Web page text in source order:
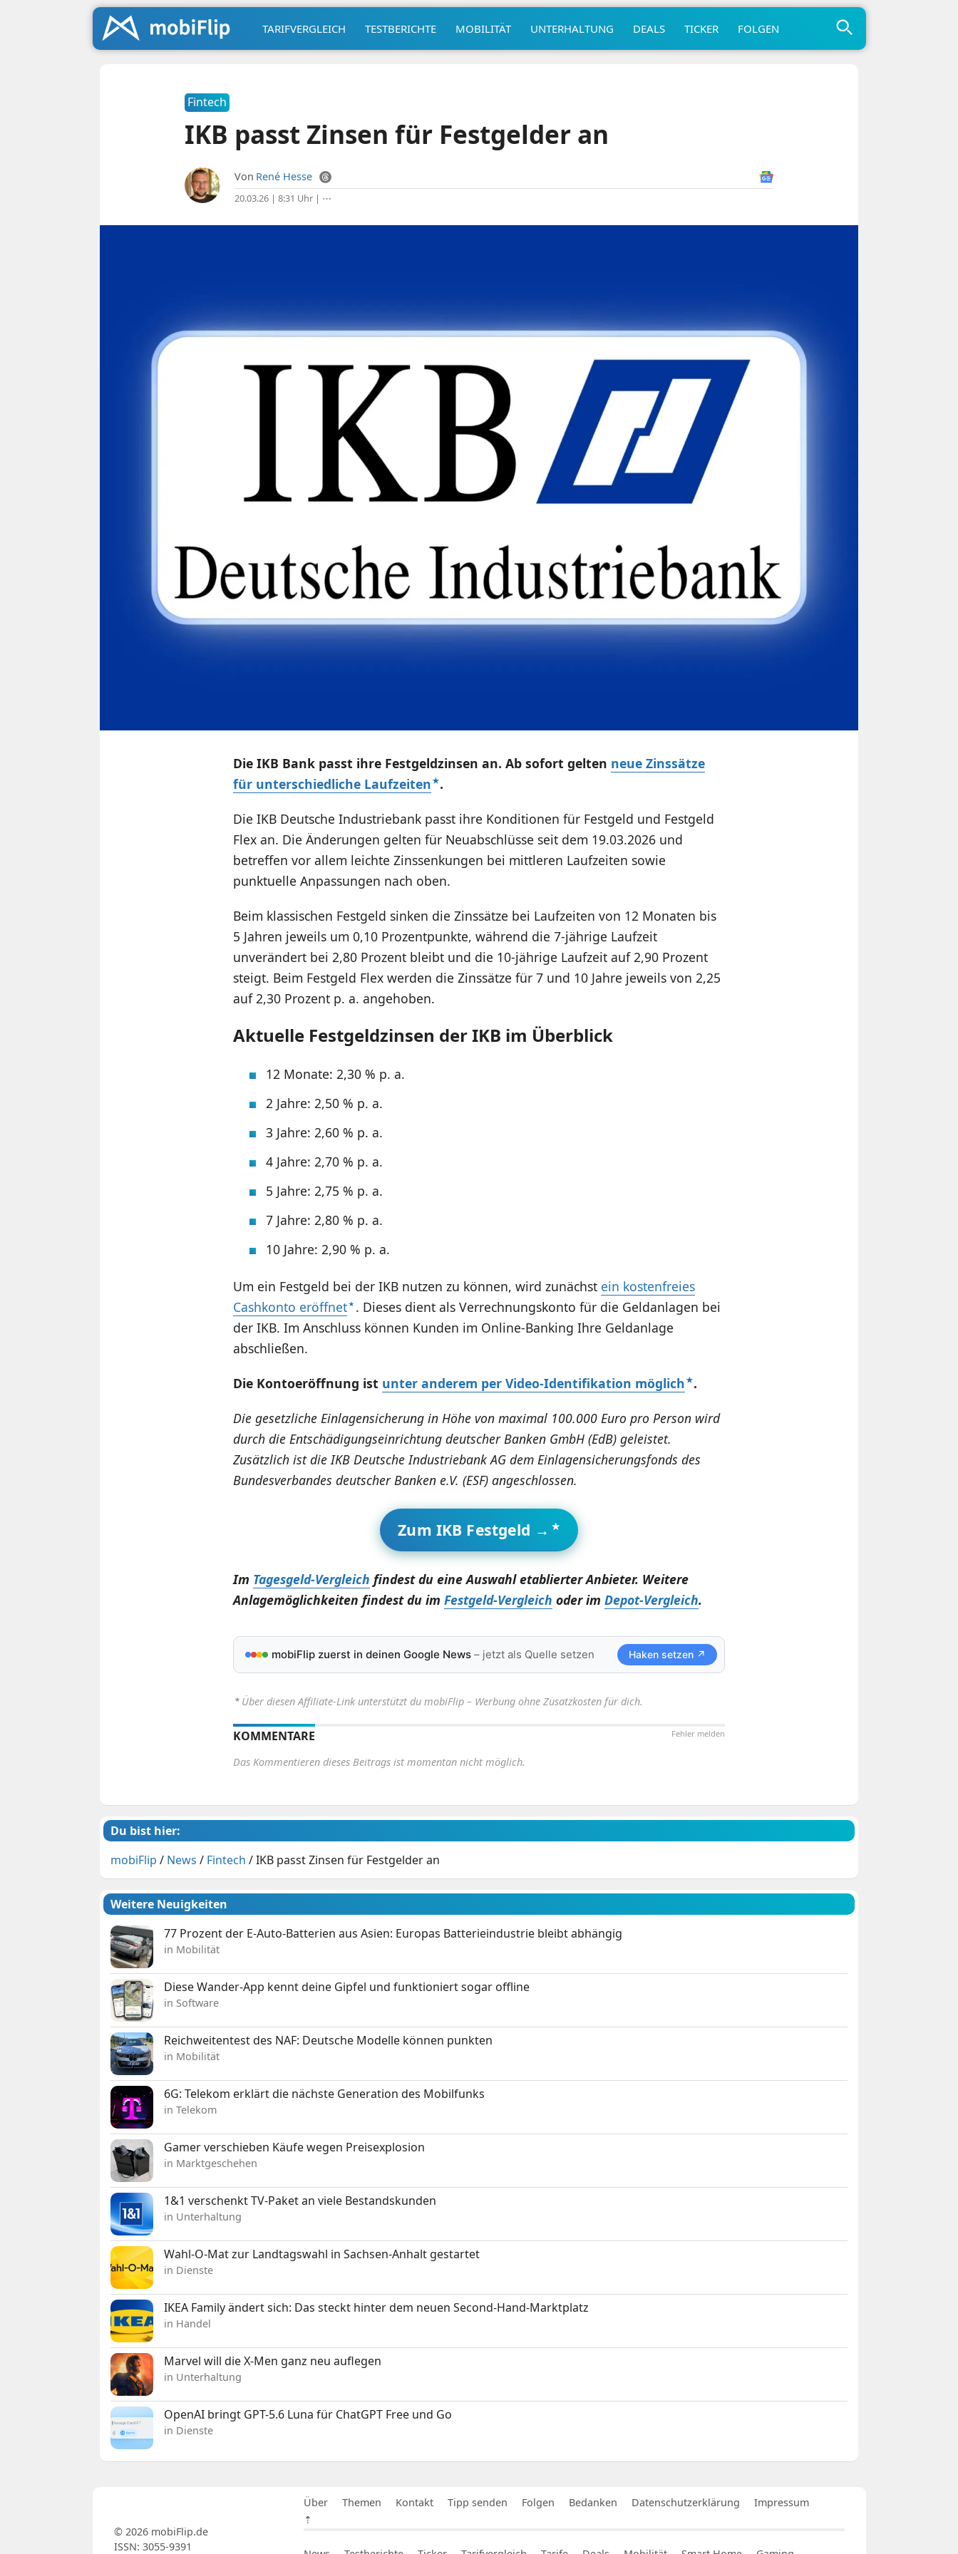
TARIFVERGLEICH TESTBERICHTE MOBILITÄT UNTERHALTUNG DEALS TICKER FOLGEN
Fintech
IKB passt Zinsen für Festgelder an
Von René Hesse
20.03.26 | 8:31 Uhr| ⋯
Die IKB Bank passt ihre Festgeldzinsen an. Ab sofort gelten neue Zinssätze
für unterschiedliche Laufzeiten .
Die IKB Deutsche Industriebank passt ihre Konditionen für Festgeld und Festgeld
Flex an. Die Änderungen gelten für Neuabschlüsse seit dem 19.03.2026 und
betreffen vor allem leichte Zinssenkungen bei mittleren Laufzeiten sowie
punktuelle Anpassungen nach oben.
Beim klassischen Festgeld sinken die Zinssätze bei Laufzeiten von 12 Monaten bis
5 Jahren jeweils um 0,10 Prozentpunkte, während die 7-jährige Laufzeit
unverändert bei 2,80 Prozent bleibt und die 10-jährige Laufzeit auf 2,90 Prozent
steigt. Beim Festgeld Flex werden die Zinssätze für 7 und 10 Jahre jeweils von 2,25
auf 2,30 Prozent p. a. angehoben.
Aktuelle Festgeldzinsen der IKB im Überblick
12 Monate: 2,30 % p. a.
2 Jahre: 2,50 % p. a.
3 Jahre: 2,60 % p. a.
4 Jahre: 2,70 % p. a.
5 Jahre: 2,75 % p. a.
7 Jahre: 2,80 % p. a.
10 Jahre: 2,90 % p. a.
Um ein Festgeld bei der IKB nutzen zu können, wird zunächst ein kostenfreies
Cashkonto eröffnet . Dieses dient als Verrechnungskonto für die Geldanlagen bei
der IKB. Im Anschluss können Kunden im Online-Banking Ihre Geldanlage
abschließen.
Die Kontoeröffnung ist unter anderem per Video-Identifikation möglich .
Die gesetzliche Einlagensicherung in Höhe von maximal 100.000 Euro pro Person wird
durch die Entschädigungseinrichtung deutscher Banken GmbH (EdB) geleistet.
Zusätzlich ist die IKB Deutsche Industriebank AG dem Einlagensicherungsfonds des
Bundesverbandes deutscher Banken e.V. (ESF) angeschlossen.
Zum IKB Festgeld →
Im Tagesgeld-Vergleich findest du eine Auswahl etablierter Anbieter. Weitere
Anlagemöglichkeiten findest du im Festgeld-Vergleich oder im Depot-Vergleich.
mobiFlip zuerst in deinen Google News– jetzt als Quelle setzen Haken setzen ↗
⋆ Über diesen Affiliate-Link unterstützt du mobiFlip – Werbung ohne Zusatzkosten für dich.
Fehler melden
KOMMENTARE
Das Kommentieren dieses Beitrags ist momentan nicht möglich.
Du bist hier:
mobiFlip / News / Fintech /IKB passt Zinsen für Festgelder an
Weitere Neuigkeiten
77 Prozent der E-Auto-Batterien aus Asien: Europas Batterieindustrie bleibt abhängig
in Mobilität
Diese Wander-App kennt deine Gipfel und funktioniert sogar offline
in Software
Reichweitentest des NAF: Deutsche Modelle können punkten
in Mobilität
6G: Telekom erklärt die nächste Generation des Mobilfunks
in Telekom
Gamer verschieben Käufe wegen Preisexplosion
in Marktgeschehen
1&1 verschenkt TV-Paket an viele Bestandskunden
in Unterhaltung
Wahl-O-Mat zur Landtagswahl in Sachsen-Anhalt gestartet
in Dienste
IKEA Family ändert sich: Das steckt hinter dem neuen Second-Hand-Marktplatz
in Handel
Marvel will die X-Men ganz neu auflegen
in Unterhaltung
OpenAI bringt GPT-5.6 Luna für ChatGPT Free und Go
in Dienste
Über Themen Kontakt Tipp senden Folgen Bedanken Datenschutzerklärung
Impressum
⇡
© 2026 mobiFlip.de
ISSN: 3055-9391